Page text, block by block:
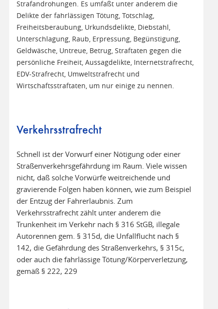
Strafandrohungen. Es umfaßt unter anderem die
Delikte der fahrlässigen Tötung, Totschlag,
Freiheitsberaubung, Urkundsdelikte, Diebstahl,
Unterschlagung, Raub, Erpressung, Begünstigung,
Geldwäsche, Untreue, Betrug, Straftaten gegen die
persönliche Freiheit, Aussagdelikte, Internetstrafrecht,
EDV-Strafrecht, Umweltstrafrecht und
Wirtschaftsstraftaten, um nur einige zu nennen.
Verkehrsstrafrecht
Schnell ist der Vorwurf einer Nötigung oder einer
Straßenverkehrsgefährdung im Raum. Viele wissen
nicht, daß solche Vorwürfe weitreichende und
gravierende Folgen haben können, wie zum Beispiel
der Entzug der Fahrerlaubnis. Zum
Verkehrsstrafrecht zählt unter anderem die
Trunkenheit im Verkehr nach § 316 StGB, illegale
Autorennen gem. § 315d, die Unfallflucht nach §
142, die Gefährdung des Straßenverkehrs, § 315c,
oder auch die fahrlässige Tötung/Körperverletzung,
gemäß § 222, 229